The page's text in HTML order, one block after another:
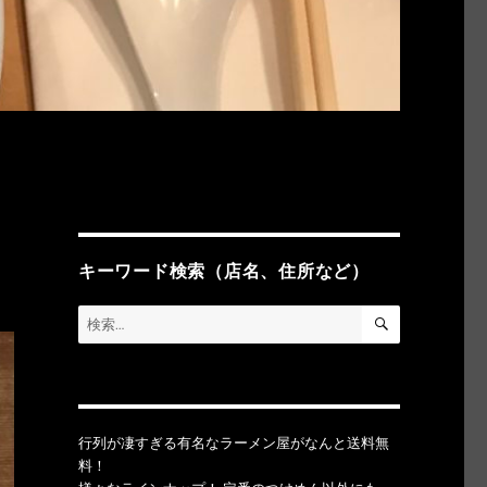
キーワード検索（店名、住所など）
検
索:
検
行列が凄すぎる有名なラーメン屋がなんと送料無
料！